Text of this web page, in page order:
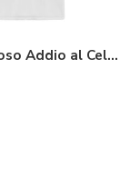
t-shirt sposo Addio al Celibato “Mojito, non fede al dito”